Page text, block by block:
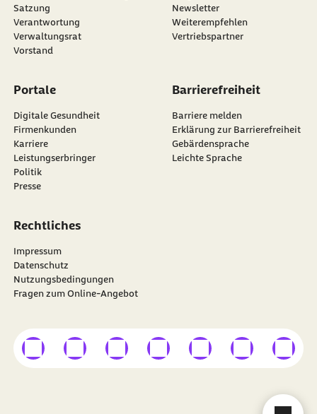
Satzung
Verantwortung
Verwaltungsrat
Vorstand
Newsletter
externer Link:
Weiterempfehlen
Vertriebspartner
Portale
Digitale Gesundheit
Firmenkunden
Karriere
Leistungserbringer
Politik
Presse
Barrierefreiheit
Barriere melden
Erklärung zur Barrierefreiheit
Gebärdensprache
Leichte Sprache
Rechtliches
Impressum
Datenschutz
Nutzungsbedingungen
Fragen zum Online-Angebot
Besuchen Sie dieBARMER auf
externer Linkexterner Linkexterner Linkexterner Linkexterner Linkexterner Link